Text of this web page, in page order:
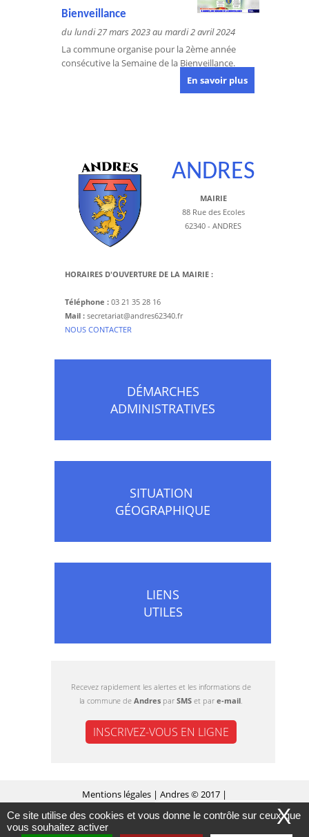
MASQUER CE MESSAGE
Bienveillance
du lundi 27 mars 2023 au mardi 2 avril 2024
La commune organise pour la 2ème année
consécutive la Semaine de la Bienveillance.
En savoir plus
ANDRES
MAIRIE
88 Rue des Ecoles
62340 - ANDRES
HORAIRES D'OUVERTURE DE LA MAIRIE :
Téléphone : 03 21 35 28 16
Mail : secretariat@andres62340.fr
​NOUS CONTACTER
DÉMARCHES
ADMINISTRATIVES
SITUATION
GÉOGRAPHIQUE
LIENS
UTILES
Recevez rapidement les alertes et les informations de
la commune de Andres par SMS et par e-mail.
INSCRIVEZ-VOUS EN LIGNE
Mentions légales | Andres © 2017 |
Conception Citopia- Solution de site internet pour X
Ce site utilise des cookies et vous donne le contrôle sur ceux que
vous souhaitez activer